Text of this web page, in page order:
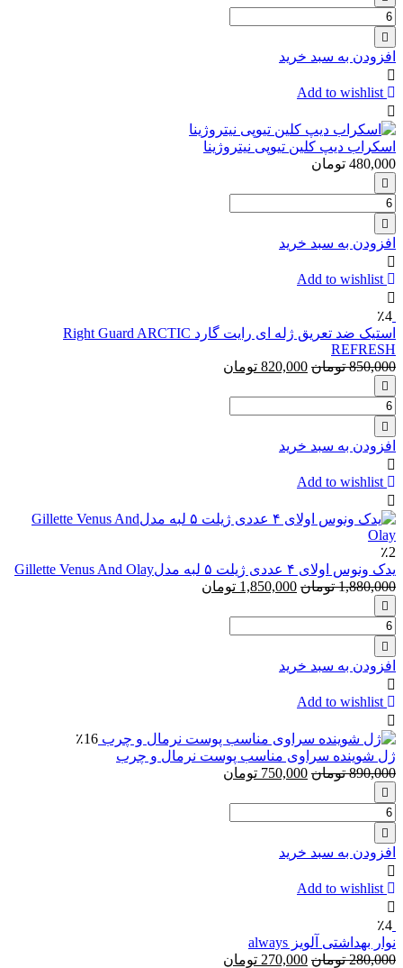
تعداد:
شامپو
ضد
وز
مو
پتال
فرش
لاوندر{
اسطوخودوس}
افزودن به سبد خرید
Add to wishlist
اسکراب دیپ کلین تیوپی نیتروژینا
480,000 تومان
تعداد:
اسکراب
دیپ
کلین
تیوپی
نیتروژینا
افزودن به سبد خرید
Add to wishlist
٪4
استیک ضد تعریق ژله ای رایت گارد Right Guard ARCTIC
REFRESH
850,000 تومان 820,000 تومان
تعداد:
استیک
ضد
تعریق
ژله
ای
رایت
گارد
Right
Guard
ARCTIC
REFRESH
افزودن به سبد خرید
Add to wishlist
٪2
یدک ونوس اولای ‏۴ عددی ژیلت ۵ لبه مدلGillette Venus And Olay
1,880,000 تومان 1,850,000 تومان
تعداد:
یدک
ونوس
اولای
عددی
ژیلت
۵
لبه
مدلGillette
Venus
And
Olay
افزودن به سبد خرید
Add to wishlist
٪16
ژل شوینده سراوی مناسب پوست نرمال و چرب
890,000 تومان 750,000 تومان
تعداد:
ژل
شوینده
سراوی
مناسب
پوست
نرمال
چرب
افزودن به سبد خرید
Add to wishlist
٪4
نوار بهداشتی آلویز always
280,000 تومان 270,000 تومان